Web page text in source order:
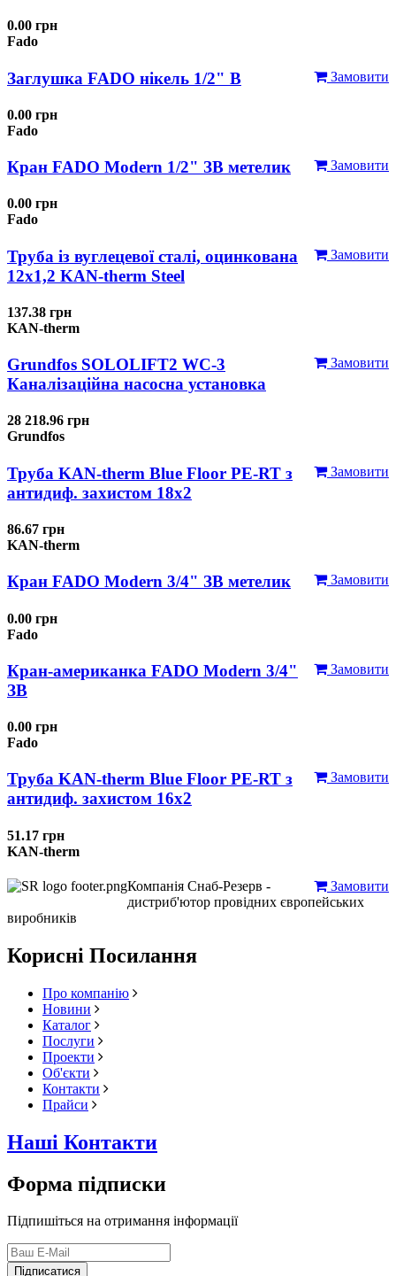
0.00 грн
Fado
Замовити
Заглушка FADO нікель 1/2" В
0.00 грн
Fado
Замовити
Кран FADO Modern 1/2" ЗВ метелик
0.00 грн
Fado
Замовити
Труба із вуглецевої сталі, оцинкована
12x1,2 KAN-therm Steel
137.38 грн
KAN-therm
Замовити
Grundfos SOLOLIFT2 WC-3
Каналізаційна насосна установка
28 218.96 грн
Grundfos
Замовити
Труба KAN-therm Blue Floor PE-RT з
антидиф. захистом 18х2
86.67 грн
KAN-therm
Замовити
Кран FADO Modern 3/4" ЗВ метелик
0.00 грн
Fado
Замовити
Кран-американка FADO Modern 3/4"
ЗВ
0.00 грн
Fado
Замовити
Труба KAN-therm Blue Floor PE-RT з
антидиф. захистом 16х2
51.17 грн
KAN-therm
Замовити
Компанія Снаб-Резерв -
дистриб'ютор провідних європейських
виробників
Корисні Посилання
Про компанію
Новини
Каталог
Послуги
Проекти
Об'єкти
Контакти
Прайси
Наші Контакти
Форма підписки
Підпишіться на отримання інформації
Підписатися